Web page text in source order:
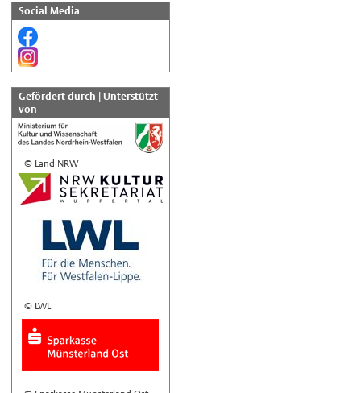
Social Media
Gefördert durch | Unterstützt
von
© Land NRW
© LWL